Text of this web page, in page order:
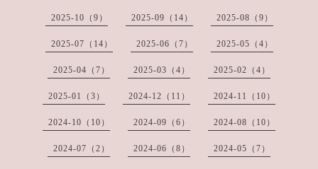
2025-10（9） 2025-09（14） 2025-08（9）
2025-07（14） 2025-06（7） 2025-05（4）
2025-04（7） 2025-03（4） 2025-02（4）
2025-01（3） 2024-12（11） 2024-11（10）
2024-10（10） 2024-09（6） 2024-08（10）
2024-07（2） 2024-06（8） 2024-05（7）